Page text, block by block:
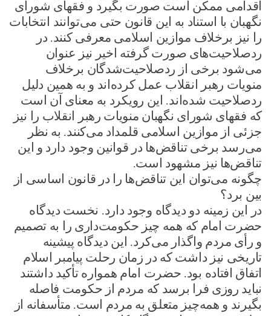
اقدامی ممکن است صورت بگیرد و فقهای شورای
نگهبان با استناد به این قانون حتی می‌توانند انتخابات
را نیز برخلاف موازین اسلامی معرفی کنند. در
رد‌صلاحیت‌های صورت گرفته اخیر نیز عنوان
می‌شود برخی از ردصلاحیت‌شدگان برخلاف
منویات رهبر انقلاب عمل کرده‌اند و به همین دلیل
ردصلاحیت شده‌اند. این رویکرد به معنای آن است
که فقهای شورای نگهبان منویات رهبر انقلاب را نیز
جزئی از موازین اسلامی قلمداد می‌کنند. به نظر
می‌رسد برخی تناقض‌ها در قوانین وجود دارد و این
تناقض‌ها نیز مشهود است.
چگونه می‌توان این تناقض‌ها را در قانون اساسی از
بین برد؟
در این زمینه دو دیدگاه وجود دارد. نخست دیدگاه
حضرت امام که همه چیز حکومت‌داری را به تصمیم
و رأی مردم واگذار می‌کرد. این دیدگاه پیشینه
تاریخی نیز داشت که در زمان رحلت پیامبر اسلام
اتفاق افتاده بود. حضرت امام همواره تأکید داشتند
نباید روزی فرا برسد که مردم از حکومت فاصله
بگیرند و همه‌چیز متعلق به مردم است. متأسفانه از